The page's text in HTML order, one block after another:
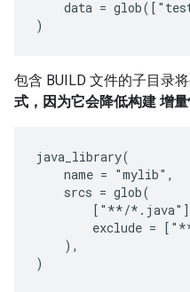
data =
包含 BUILD 文件的子目录将
式，因为它会降低构建 增
java_library(
    name = "mylib",
    srcs = glob(
["**/
exclude =
    ),